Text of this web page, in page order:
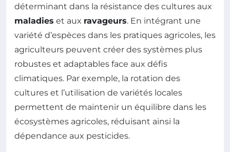
déterminant dans la résistance des cultures aux
maladies et aux ravageurs. En intégrant une
variété d’espèces dans les pratiques agricoles, les
agriculteurs peuvent créer des systèmes plus
robustes et adaptables face aux défis
climatiques. Par exemple, la rotation des
cultures et l’utilisation de variétés locales
permettent de maintenir un équilibre dans les
écosystèmes agricoles, réduisant ainsi la
dépendance aux pesticides.